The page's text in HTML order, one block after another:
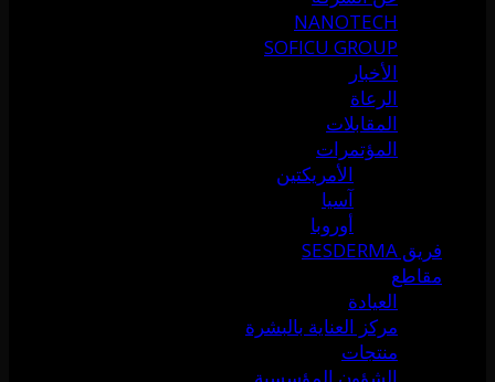
NANOTECH
SOFICU GROUP
الأخبار
الرعاة
المقابلات
المؤتمرات
الأمريكتين
آسيا
أوروبا
فريق SESDERMA
مقاطع
العيادة
مركز العناية بالبشرة
منتجات